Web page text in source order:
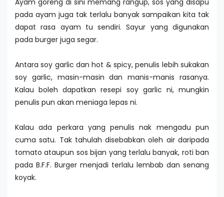
Ayam goreng di sini memang rangup, sos yang disapu
pada ayam juga tak terlalu banyak sampaikan kita tak
dapat rasa ayam tu sendiri. Sayur yang digunakan
pada burger juga segar.
Antara soy garlic dan hot & spicy, penulis lebih sukakan
soy garlic, masin-masin dan manis-manis rasanya.
Kalau boleh dapatkan resepi soy garlic ni, mungkin
penulis pun akan meniaga lepas ni.
Kalau ada perkara yang penulis nak mengadu pun
cuma satu. Tak tahulah disebabkan oleh air daripada
tomato ataupun sos bijan yang terlalu banyak, roti ban
pada B.F.F. Burger menjadi terlalu lembab dan senang
koyak.